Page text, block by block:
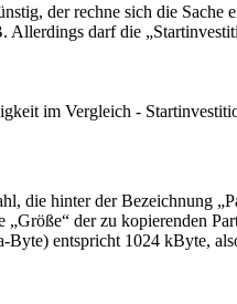
der rechne sich die
Allerdings darf die
im Vergleich -
die hinter der Bezeichnung
„Größe“ der zu
entspricht 1024 kByte,